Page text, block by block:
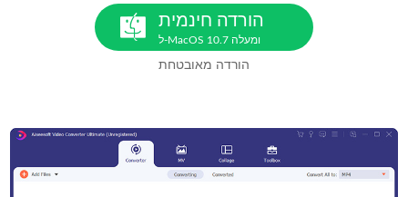
הורדה חינמית
ל-MacOS 10.7 ומעלה
הורדה מאובטחת